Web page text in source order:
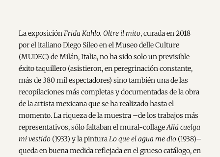
La exposiciónFrida Kahlo. Oltre il mito, curada en 2018
por el italiano Diego Sileo en el Museo delle Culture
(MUDEC) de Milán, Italia, no ha sido solo un previsible
éxito taquillero (asistieron, en peregrinación constante,
más de 380 mil espectadores) sino también una de las
recopilaciones más completas y documentadas de la obra
de la artista mexicana que se ha realizado hasta el
momento. La riqueza de la muestra –de los trabajos más
representativos, sólo faltaban el mural-collageAllá cuelga
mi vestido (1933) y la pinturaLo que el agua me dio (1938)–
queda en buena medida reflejada en el grueso catálogo, en